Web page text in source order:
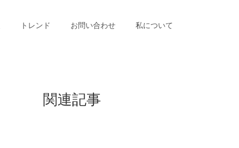
トレンド お問い合わせ 私について
関連記事